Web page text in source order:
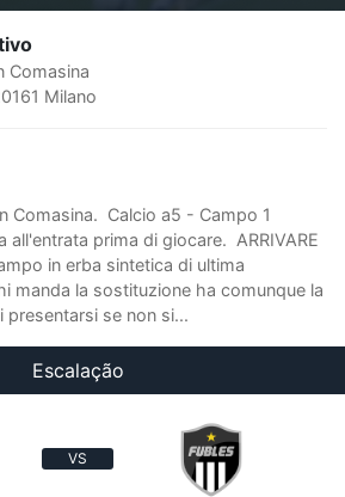
Comasina
Milano
Comasina. Calcio a5 - Campo 1
all'entrata prima di giocare. ARRIVARE
in erba sintetica di ultima
manda la sostituzione ha comunque la
presentarsi se non si...
Escalação
VS